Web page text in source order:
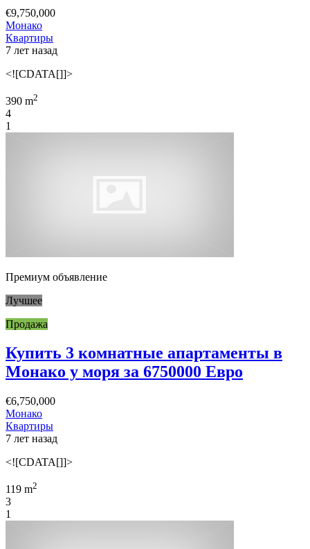
€9,750,000
Монако
Квартиры
7 лет назад
<![CDATA[]]>
390 m2
4
1
Премиум объявление
Лучшее
Продажа
Купить 3 комнатные апартаменты в
Монако у моря за 6750000 Евро
€6,750,000
Монако
Квартиры
7 лет назад
<![CDATA[]]>
119 m2
3
1